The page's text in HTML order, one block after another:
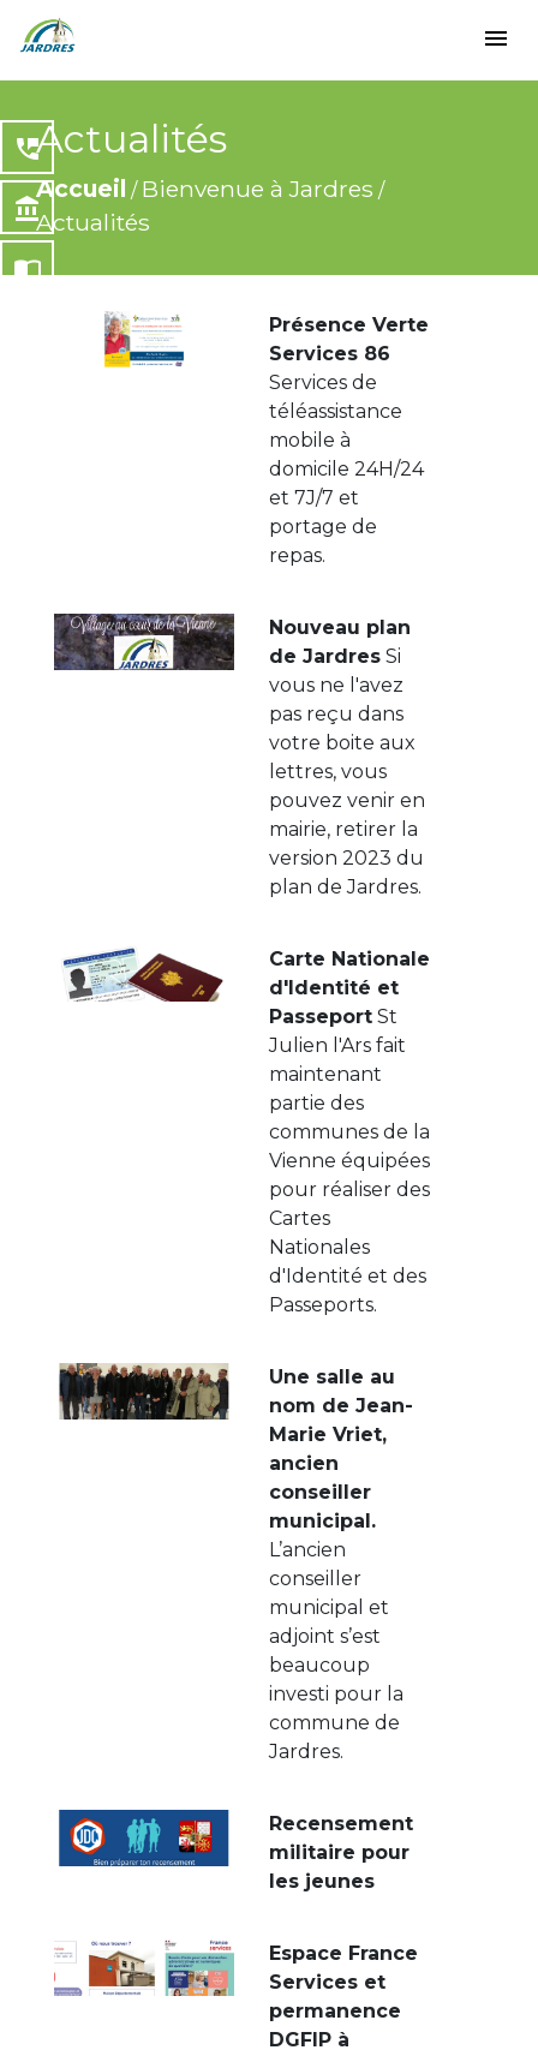
menu
Actualités
Accueil / Bienvenue à Jardres /
Actualités
perm_phone_msg
account_balance
import_contacts
Présence Verte
Services 86
Services de
téléassistance
mobile à
domicile 24H/24
et 7J/7 et
portage de
repas.
Nouveau plan
de Jardres Si
vous ne l'avez
pas reçu dans
votre boite aux
lettres, vous
pouvez venir en
mairie, retirer la
version 2023 du
plan de Jardres.
Carte Nationale
d'Identité et
Passeport St
Julien l'Ars fait
maintenant
partie des
communes de la
Vienne équipées
pour réaliser des
Cartes
Nationales
d'Identité et des
Passeports.
Une salle au
nom de Jean-
Marie Vriet,
ancien
conseiller
municipal.
L’ancien
conseiller
municipal et
adjoint s’est
beaucoup
investi pour la
commune de
Jardres.
Recensement
militaire pour
les jeunes
Espace France
Services et
permanence
DGFIP à